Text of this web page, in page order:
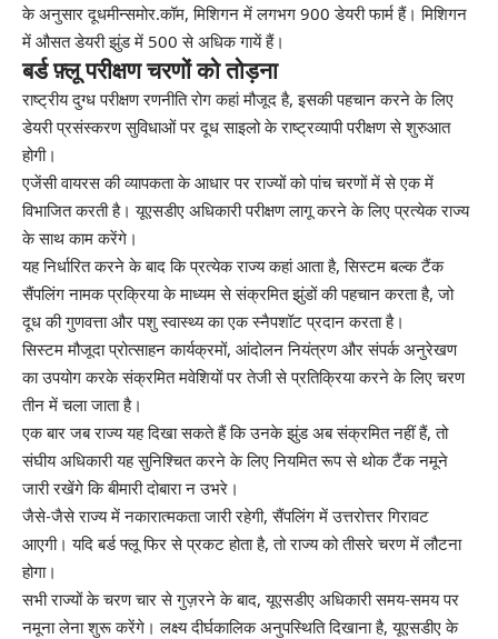
के अनुसारदूधमीन्समोर.कॉम, मिशिगन में लगभग 900 डेयरी फार्म हैं। मिशिगन
में औसत डेयरी झुंड में 500 से अधिक गायें हैं।
बर्ड फ़्लू परीक्षण चरणों को तोड़ना
राष्ट्रीय दुग्ध परीक्षण रणनीतिरोग कहां मौजूद है, इसकी पहचान करने के लिए
डेयरी प्रसंस्करण सुविधाओं पर दूध साइलो के राष्ट्रव्यापी परीक्षण से शुरुआत
होगी।
एजेंसी वायरस की व्यापकता के आधार पर राज्यों को पांच चरणों में से एक में
विभाजित करती है। यूएसडीए अधिकारी परीक्षण लागू करने के लिए प्रत्येक राज्य
के साथ काम करेंगे।
यह निर्धारित करने के बाद कि प्रत्येक राज्य कहां आता है, सिस्टम बल्क टैंक
सैंपलिंग नामक प्रक्रिया के माध्यम से संक्रमित झुंडों की पहचान करता है, जो
दूध की गुणवत्ता और पशु स्वास्थ्य का एक स्नैपशॉट प्रदान करता है।
सिस्टम मौजूदा प्रोत्साहन कार्यक्रमों, आंदोलन नियंत्रण और संपर्क अनुरेखण
का उपयोग करके संक्रमित मवेशियों पर तेजी से प्रतिक्रिया करने के लिए चरण
तीन में चला जाता है।
एक बार जब राज्य यह दिखा सकते हैं कि उनके झुंड अब संक्रमित नहीं हैं, तो
संघीय अधिकारी यह सुनिश्चित करने के लिए नियमित रूप से थोक टैंक नमूने
जारी रखेंगे कि बीमारी दोबारा न उभरे।
जैसे-जैसे राज्य में नकारात्मकता जारी रहेगी, सैंपलिंग में उत्तरोत्तर गिरावट
आएगी। यदि बर्ड फ्लू फिर से प्रकट होता है, तो राज्य को तीसरे चरण में लौटना
होगा।
सभी राज्यों के चरण चार से गुज़रने के बाद, यूएसडीए अधिकारी समय-समय पर
नमूना लेना शुरू करेंगे। लक्ष्य दीर्घकालिक अनुपस्थिति दिखाना है,यूएसडीए के